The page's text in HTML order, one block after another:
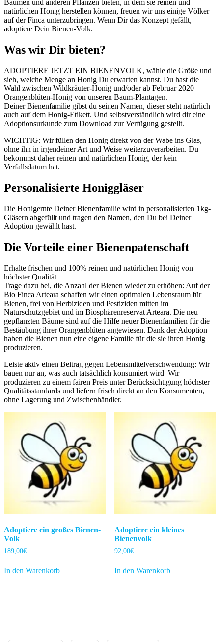
Bäumen und anderen Pflanzen bieten, in dem sie reinen und
natürlichen Honig herstellen können, freuen wir uns einige Völker
auf der Finca unterzubringen. Wenn Dir das Konzept gefällt,
adoptiere Dein Bienen-Volk.
Was wir Dir bieten?
ADOPTIERE JETZT EIN BIENENVOLK, wähle die Größe und
sieh, welche Menge an Honig Du erwarten kannst. Du hast die
Wahl zwischen Wildkräuter-Honig und/oder ab Februar 2020
Orangenblüten-Honig von unseren Baum-Plantagen.
Deiner Bienenfamilie gibst du seinen Namen, dieser steht natürlich
auch auf dem Honig-Etikett. Und selbstverständlich wird dir eine
Adoptionsurkunde zum Download zur Verfügung gestellt.
WICHTIG: Wir füllen den Honig direkt von der Wabe ins Glas,
ohne ihn in irgendeiner Art und Weise weiterzuverarbeiten. Du
bekommst daher reinen und natürlichen Honig, der kein
Verfallsdatum hat.
Personalisierte Honiggläser
Die Honigernte Deiner Bienenfamilie wird in personalisierten 1kg-
Gläsern abgefüllt und tragen den Namen, den Du bei Deiner
Adoption gewählt hast.
Die Vorteile einer Bienenpatenschaft
Erhalte frischen und 100% reinen und natürlichen Honig von
höchster Qualität.
Trage dazu bei, die Anzahl der Bienen wieder zu erhöhen: Auf der
Bio Finca Arteara schaffen wir einen optimalen Lebensraum für
Bienen, frei von Herbiziden und Pestiziden mitten im
Naturschutzgebiet und im Biosphärenreservat Arteara. Die neu
gepflanzten Bäume sind auf die Hilfe neuer Bienenfamilien für die
Bestäubung ihrer Orangenblüten angewiesen. Dank der Adoption
haben die Bienen nun eine eigene Familie für die sie ihren Honig
produzieren.
Leiste aktiv einen Beitrag gegen Lebensmittelverschwendung: Wir
bauen nur an, was auch tatsächlich konsumiert wird. Wir
produzieren zu einem fairen Preis unter Berücksichtigung höchster
Qualitätsstandards und liefern frisch direkt an den Konsumenten,
ohne Lagerung und Zwischenhändler.
Adoptiere ein großes Bienen-
Volk
189,00€
In den Warenkorb
Adoptiere ein kleines
Bienenvolk
92,00€
In den Warenkorb